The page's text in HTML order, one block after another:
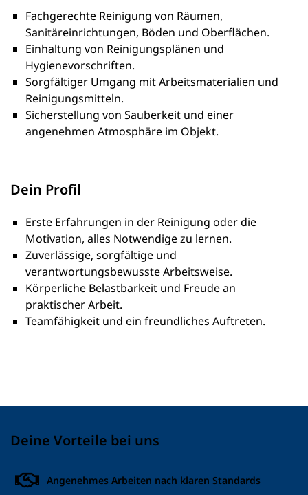
Fachgerechte Reinigung von Räumen,
Sanitäreinrichtungen, Böden und Oberflächen.
Einhaltung von Reinigungsplänen und
Hygienevorschriften.
Sorgfältiger Umgang mit Arbeitsmaterialien und
Reinigungsmitteln.
Sicherstellung von Sauberkeit und einer
angenehmen Atmosphäre im Objekt.
Dein Profil
Erste Erfahrungen in der Reinigung oder die
Motivation, alles Notwendige zu lernen.
Zuverlässige, sorgfältige und
verantwortungsbewusste Arbeitsweise.
Körperliche Belastbarkeit und Freude an
praktischer Arbeit.
Teamfähigkeit und ein freundliches Auftreten.
Deine Vorteile bei uns
Angenehmes Arbeiten nach klaren Standards